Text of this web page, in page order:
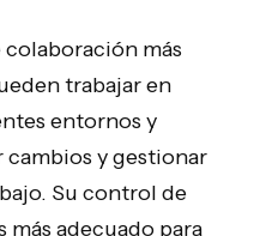
más
trabajar en
entornos y
y gestionar
Su control de
más adecuado para